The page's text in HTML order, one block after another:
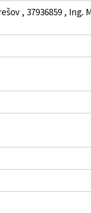
, 37936859 , Ing.